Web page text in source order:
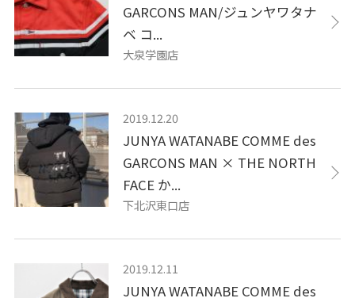
GARCONS MAN/ジュンヤワタナ
ベ コ...
大泉学園店
2019.12.20
JUNYA WATANABE COMME des
GARCONS MAN × THE NORTH
FACE か...
下北沢東口店
2019.12.11
JUNYA WATANABE COMME des